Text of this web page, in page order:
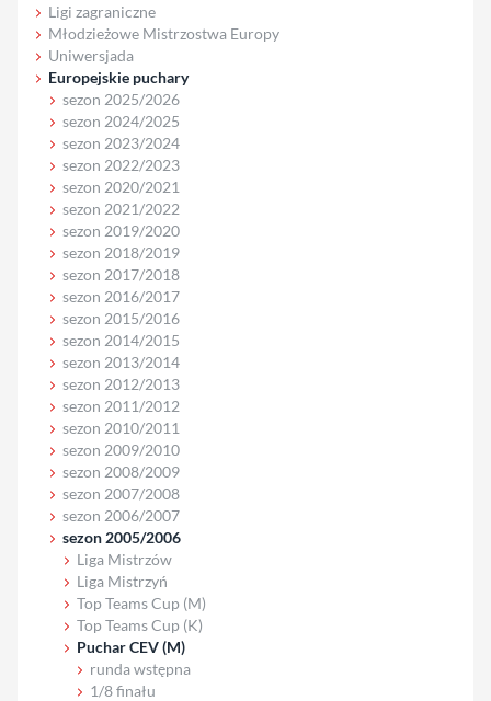
Ligi zagraniczne
Młodzieżowe Mistrzostwa Europy
Uniwersjada
Europejskie puchary
sezon 2025/2026
sezon 2024/2025
sezon 2023/2024
sezon 2022/2023
sezon 2020/2021
sezon 2021/2022
sezon 2019/2020
sezon 2018/2019
sezon 2017/2018
sezon 2016/2017
sezon 2015/2016
sezon 2014/2015
sezon 2013/2014
sezon 2012/2013
sezon 2011/2012
sezon 2010/2011
sezon 2009/2010
sezon 2008/2009
sezon 2007/2008
sezon 2006/2007
sezon 2005/2006
Liga Mistrzów
Liga Mistrzyń
Top Teams Cup (M)
Top Teams Cup (K)
Puchar CEV (M)
runda wstępna
1/8 finału